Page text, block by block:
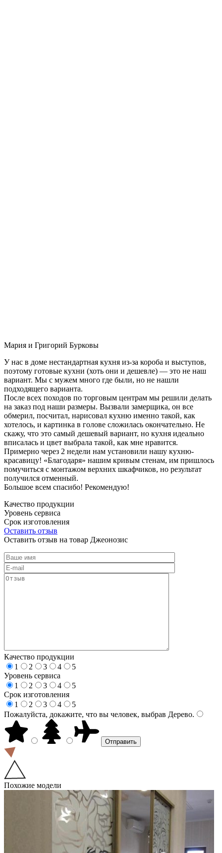
Мария и Григорий Бурковы
У нас в доме нестандартная кухня из-за короба и выступов,
поэтому готовые кухни (хоть они и дешевле) — это не наш
вариант. Мы с мужем много где были, но не нашли
подходящего варианта.
После всех походов по торговым центрам мы решили делать
на заказ под наши размеры. Вызвали замерщика, он все
обмерил, посчитал, нарисовал кухню именно такой, как
хотелось, и картинка в голове сложилась окончательно. Не
скажу, что это самый дешевый вариант, но кухня идеально
вписалась и цвет выбрала такой, как мне нравится.
Примерно через 2 недели нам установили нашу кухню-
красавицу! «Благодаря» нашим кривым стенам, им пришлось
помучиться с монтажом верхних шкафчиков, но результат
получился отменный.
Большое всем спасибо! Рекомендую!
Качество продукции
Уровень сервиса
Срок изготовления
Оставить отзыв
Оставить отзыв на товар Джеонозис
Качество продукции
1
2 3 4
5
Уровень сервиса
1
2 3 4
5
Срок изготовления
1
2 3 4
5
Пожалуйста, докажите, что вы человек, выбрав Дерево.
Похожие модели